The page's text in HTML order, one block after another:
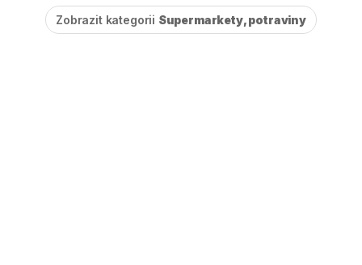
Zobrazit kategorii Supermarkety, potraviny